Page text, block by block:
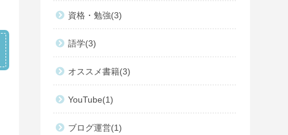
資格・勉強 3
語学 3
オススメ書籍 3
YouTube 1
ブログ運営 1